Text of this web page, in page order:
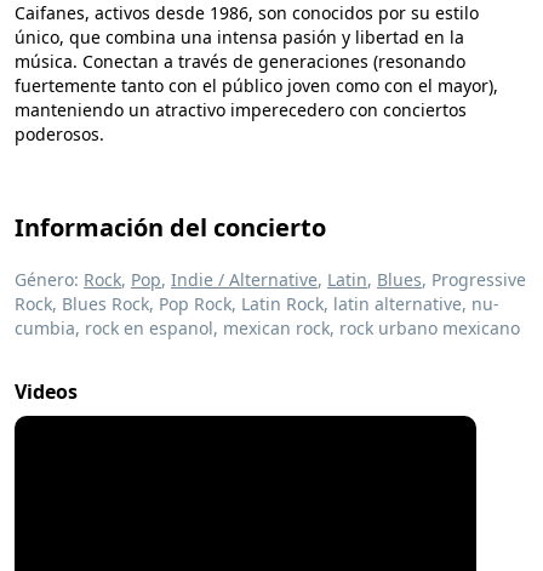
Caifanes, activos desde 1986, son conocidos por su estilo
único, que combina una intensa pasión y libertad en la
música. Conectan a través de generaciones (resonando
fuertemente tanto con el público joven como con el mayor),
manteniendo un atractivo imperecedero con conciertos
poderosos.
Información del concierto
Género: Rock, Pop, Indie / Alternative, Latin, Blues, Progressive
Rock, Blues Rock, Pop Rock, Latin Rock, latin alternative, nu-
cumbia, rock en espanol, mexican rock, rock urbano mexicano
Videos